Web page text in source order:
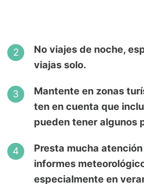
No viajes de noche,
viajas solo.
Mantente en zonas
ten en cuenta que
pueden tener algunos
Presta mucha
informes
especialmente en